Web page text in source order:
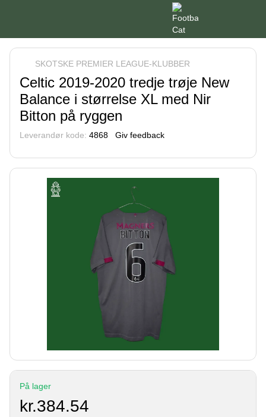
SKOTSKE PREMIER LEAGUE-KLUBBER
Celtic 2019-2020 tredje trøje New
Balance i størrelse XL med Nir
Bitton på ryggen
Leverandør kode: 4868 Giv feedback
På lager
kr.384.54